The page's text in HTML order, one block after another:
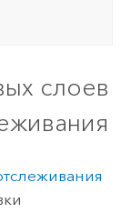
слоев